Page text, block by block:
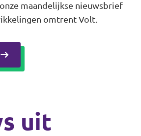
maandelijkse nieuwsbrief
omtrent Volt.
uit